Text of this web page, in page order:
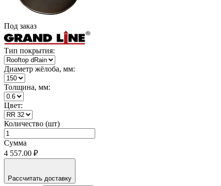
Под заказ
Тип покрытия:
Диаметр жёлоба, мм:
Толщина, мм:
Цвет:
Количество (шт)
Сумма
4 557.00 ₽
Рассчитать доставку